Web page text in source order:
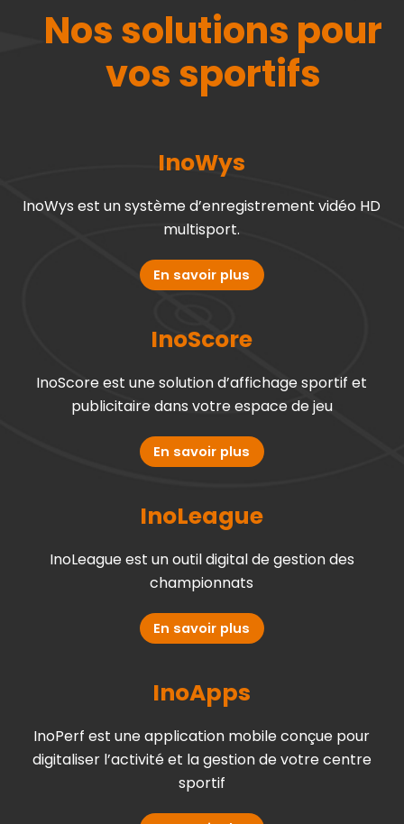
Nos solutions pour
vos sportifs
InoWys
InoWys est un système d’enregistrement vidéo HD
multisport.
En savoir plus
InoScore
InoScore est une solution d’affichage sportif et
publicitaire dans votre espace de jeu
En savoir plus
InoLeague
InoLeague est un outil digital de gestion des
championnats
En savoir plus
InoApps
InoPerf est une application mobile conçue pour
digitaliser l’activité et la gestion de votre centre
sportif